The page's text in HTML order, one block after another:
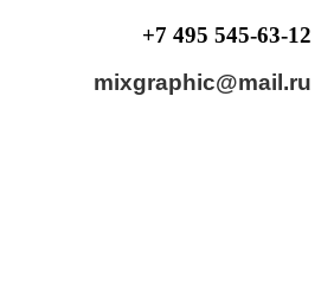
+7 495 545-63-12
mixgraphic@mail.ru